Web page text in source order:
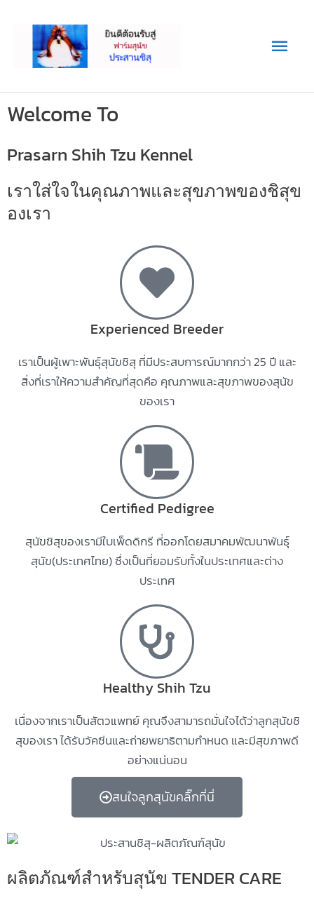
content
Welcome To
Prasarn Shih Tzu Kennel
เราใส่ใจในคุณภาพและสุขภาพของชิสุข
องเรา
Experienced Breeder
เราเป็นผู้เพาะพันธุ์สุนัขชิสุ ที่มีประสบการณ์มากกว่า 25 ปี และ
สิ่งที่เราให้ความสำคัญที่สุดคือ คุณภาพและสุขภาพของสุนัข
ของเรา
Certified Pedigree
สุนัขชิสุของเรามีใบเพ็ดดิกรี ที่ออกโดยสมาคมพัฒนาพันธุ์
สุนัข(ประเทศไทย) ซึ่งเป็นที่ยอมรับทั้งในประเทศและต่าง
ประเทศ
Healthy Shih Tzu
เนื่องจากเราเป็นสัตวแพทย์ คุณจึงสามารถมั่นใจได้ว่าลูกสุนัขชิ
สุของเรา ได้รับวัคซีนและถ่ายพยาธิตามกำหนด และมีสุขภาพดี
อย่างแน่นอน
สนใจลูกสุนัขคลิ๊กที่นี่
ผลิตภัณฑ์สำหรับสุนัข TENDER CARE